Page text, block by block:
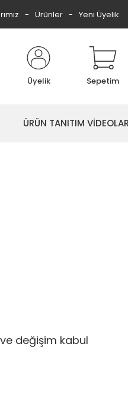
Ürünler Yeni Üyelik
Üyelik Sepetim
ÜRÜN TANITIM
değişim kabul